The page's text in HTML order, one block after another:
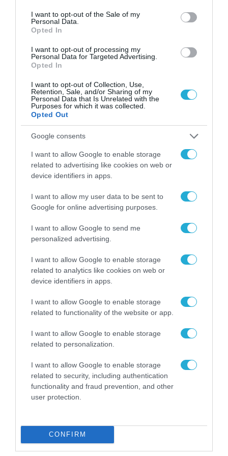
consent section.
I want to opt-out of the Sale of my
Personal Data.
Opted In
I want to opt-out of processing my
Personal Data for Targeted Advertising.
Opted In
I want to opt-out of Collection, Use,
Retention, Sale, and/or Sharing of my
Personal Data that Is Unrelated with the
Purposes for which it was collected.
Opted Out
Google consents
I want to allow Google to enable storage
related to advertising like cookies on web or
device identifiers in apps.
I want to allow my user data to be sent to
Google for online advertising purposes.
I want to allow Google to send me
personalized advertising.
I want to allow Google to enable storage
related to analytics like cookies on web or
device identifiers in apps.
I want to allow Google to enable storage
related to functionality of the website or app.
I want to allow Google to enable storage
related to personalization.
I want to allow Google to enable storage
related to security, including authentication
functionality and fraud prevention, and other
user protection.
CONFIRM
ΓΕΝΙΚΕΣ ΕΙΔΗΣΕΙΣ
Σε αναμονή ο «Τειρεσίας» των
ενοικιαστών. Μετατίθεται το
πιστοποιητικό φερεγγυότητας
30.07.2026
ΤΟΠΙΚΗ ΑΥΤΟΔΙΟΙΚΗΣΗ